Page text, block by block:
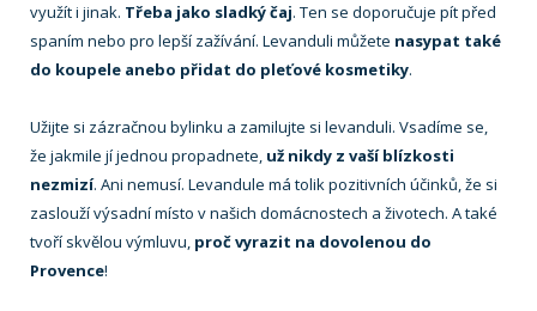
využít i jinak. Třeba jako sladký čaj. Ten se doporučuje pít před
spaním nebo pro lepší zažívání. Levanduli můžete nasypat také
do koupele anebo přidat do pleťové kosmetiky.
Užijte si zázračnou bylinku a zamilujte si levanduli. Vsadíme se,
že jakmile jí jednou propadnete, už nikdy z vaší blízkosti
nezmizí. Ani nemusí. Levandule má tolik pozitivních účinků, že si
zaslouží výsadní místo v našich domácnostech a životech. A také
tvoří skvělou výmluvu, proč vyrazit na dovolenou do
Provence!